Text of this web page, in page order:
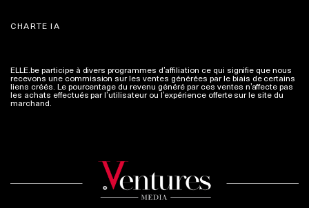
CHARTE IA
ELLE.be participe à divers programmes d’affiliation ce qui signifie que nous
recevons une commission sur les ventes générées par le biais de certains
liens créés. Le pourcentage du revenu généré par ces ventes n’affecte pas
les achats effectués par l’utilisateur ou l’expérience offerte sur le site du
marchand. Plus d'infos